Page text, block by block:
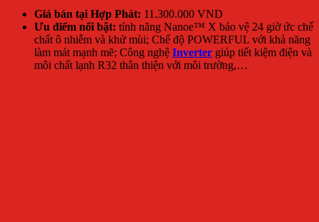
Giá bán tại Hợp Phát: 11.300.000 VND
Ưu điểm nổi bật: tính năng Nanoe™ X bảo vệ 24 giờ ức chế
chất ô nhiễm và khử mùi; Chế độ POWERFUL với khả năng
làm mát mạnh mẽ; Công nghệ Inverter giúp tiết kiệm điện và
môi chất lạnh R32 thân thiện với môi trường,…